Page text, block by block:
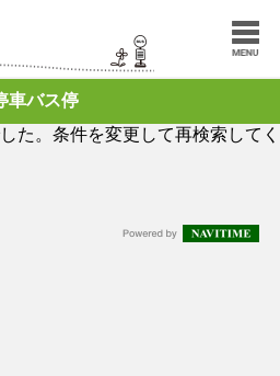
車バス停
た。条件を変更して再検索してく